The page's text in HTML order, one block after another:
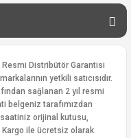
Resmi Distribütör Garantisi
yetkili satıcısıdır.
sağlanan 2 yıl resmi
belgeniz tarafımızdan
saatiniz orijinal kutusu,
ile ücretsiz olarak